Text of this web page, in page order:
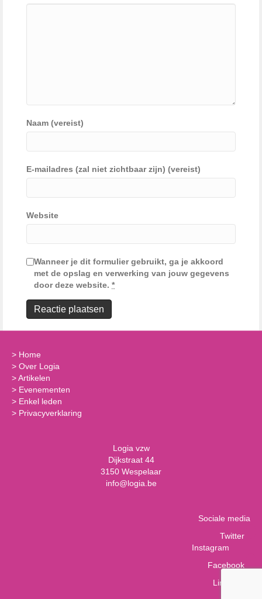
Naam (vereist)
E-mailadres (zal niet zichtbaar zijn) (vereist)
Website
Wanneer je dit formulier gebruikt, ga je akkoord
met de opslag en verwerking van jouw gegevens
door deze website. *
> Home
> Over Logia
>Artikelen
> Evenementen
> Enkel leden
> Privacyverklaring
Logia vzw
Dijkstraat 44
3150 Wespelaar
info@logia.be
Sociale media
Twitter
Instagram
Facebook
LinkedIn